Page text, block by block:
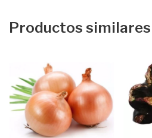
Productos similares